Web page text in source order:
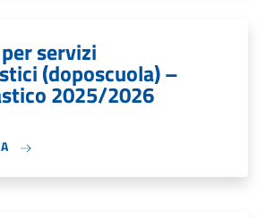
servizi
(doposcuola) –
2025/2026